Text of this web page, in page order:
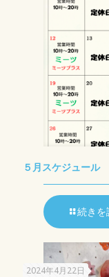
５月スケジュール
続きを
2024年4月22日